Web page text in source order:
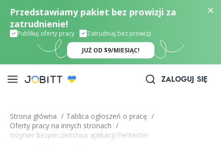
Przedstawiamy pakiet bez prowizji za
zatrudnienie!
Publikuj oferty pracy Zatrudniaj bez prowizji
JUŻ OD $9/MIESIĄC!
ZALOGUJ SIĘ
Strona główna / Tablica ogłoszeń o pracę /
Oferty pracy na innych stronach /
Inżynier bezpieczeństwa aplikacji/Pentester